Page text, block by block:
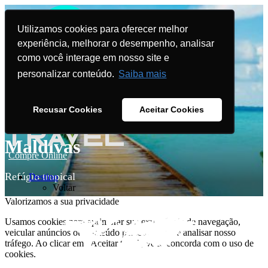
Utilizamos cookies para oferecer melhor
experiência, melhorar o desempenho, analisar
como você interage em nosso site e
personalizar conteúdo. Saiba mais
Recusar Cookies Aceitar Cookies
Compre Online
Destino
Voltar
Maldivas
Refúgio tropical
Valorizamos a sua privacidade
Usamos cookies para aprimorar sua experiência de navegação,
veicular anúncios ou conteúdo personalizado e analisar nosso
tráfego. Ao clicar em "Aceitar tudo", você concorda com o uso de
cookies.